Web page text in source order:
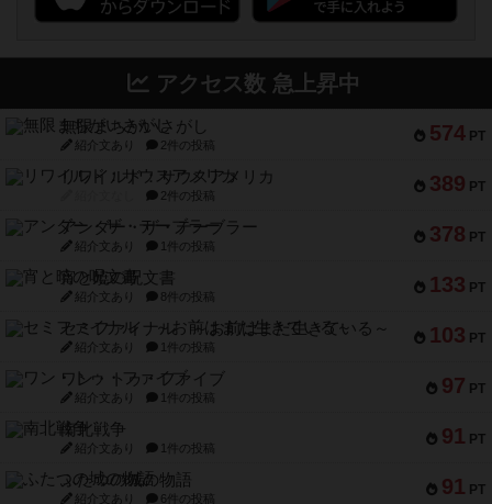
アクセス数 急上昇中
574 PT
無限まちがいさがし
紹介文あり 2件の投稿
389 PT
リワイルド：サウスアメリカ
2件の投稿
378 PT
アンダー・ザ・テーブラー
紹介文あり 1件の投稿
133 PT
宵と暁の呪文書
紹介文あり 8件の投稿
103 PT
セミファイナル ～お前はまだ生きている～
紹介文あり 1件の投稿
97 PT
ワン・トゥ・ファイブ
紹介文あり 1件の投稿
91 PT
南北戦争
紹介文あり 1件の投稿
91 PT
ふたつの城の物語
紹介文あり 6件の投稿